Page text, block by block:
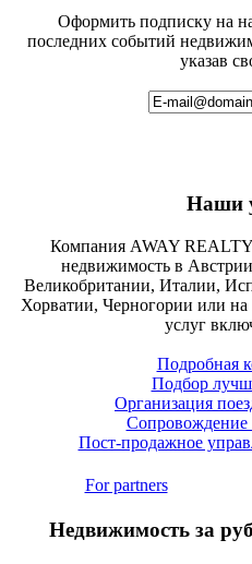
Оформить подписку на
последних событий
указав
Наши
Компания AWAY
недвижимость в
Великобритании, Италии,
Хорватии, Черногории или
услуг
Подробная
Подбор
Организация
Сопровождение
Пост-продажное
For partners
Недвижимость за